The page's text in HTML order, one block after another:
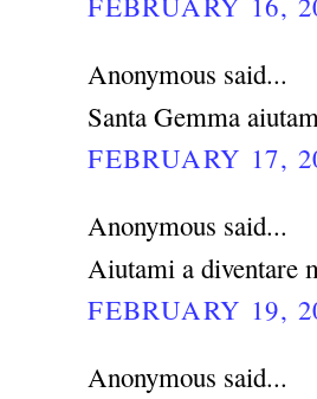
Anonymous said...
Santa Gemma
FEBRUARY 17,
Anonymous said...
Aiutami a diventare
FEBRUARY 19,
Anonymous said...